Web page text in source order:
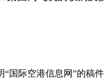
际空港信息网”的稿件